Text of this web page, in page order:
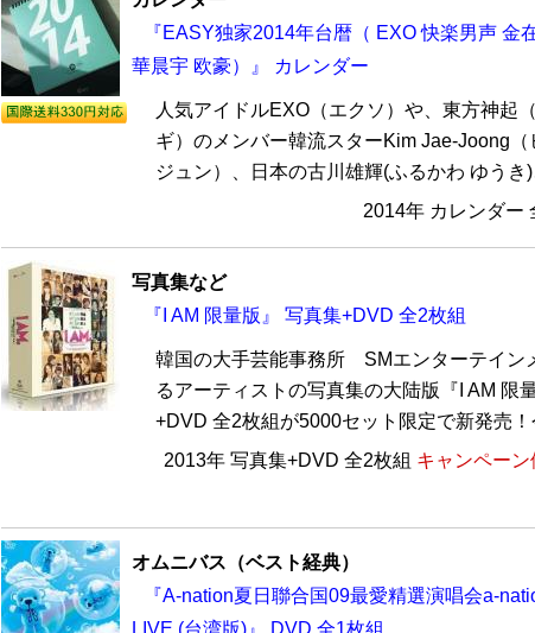
『EASY独家2014年台暦（ EXO 快楽男声 金
華晨宇 欧豪）』 カレンダー
人気アイドルEXO（エクソ）や、東方神起
ギ）のメンバー韓流スターKim Jae-Joong（
ジュン）、日本の古川雄輝(ふるかわ ゆうき)
2014年 カレンダー
写真集など
『I AM 限量版』 写真集+DVD 全2枚組
韓国の大手芸能事務所 SMエンターテイン
るアーティストの写真集の大陆版『I AM 限
+DVD 全2枚組が5000セット限定で新発売！
2013年 写真集+DVD 全2枚組 キャンペー
オムニバス（ベスト経典）
『A-nation夏日聯合国09最愛精選演唱会a-
LIVE (台湾版)』 DVD 全1枚組